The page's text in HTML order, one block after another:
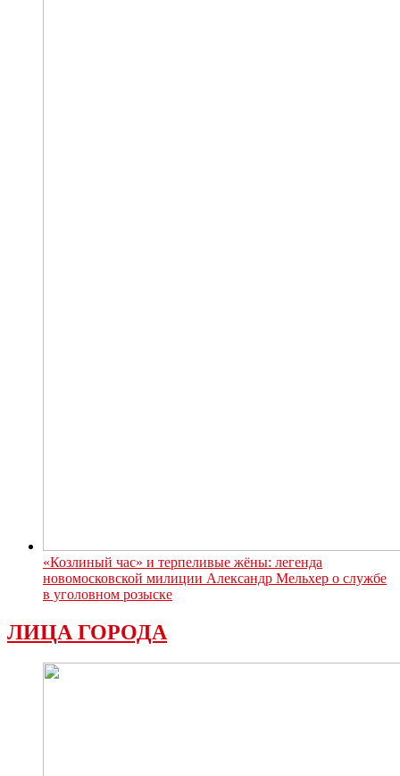
«Козлиный час» и терпеливые жёны: легенда
новомосковской милиции Александр Мельхер о службе
в уголовном розыске
ЛИЦА ГОРОДА